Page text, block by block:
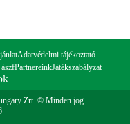
Adatvédelmi tájékoztató
PartnereinkJátékszabályzat
Zrt. © Minden jog